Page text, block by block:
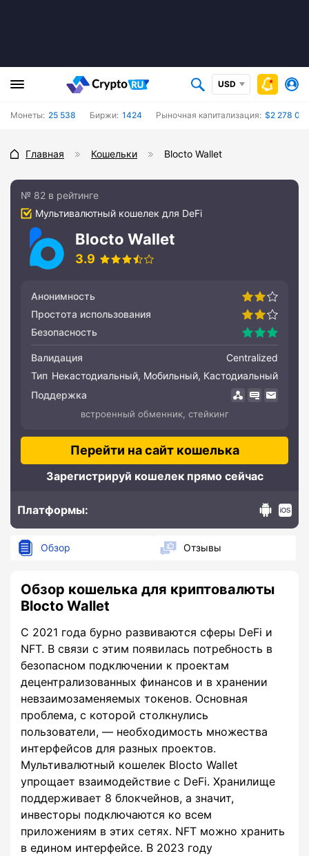
USD
Монеты: 25 538 Биржи: 1424 Рыночная капитализация: $2 278
Главная Кошельки Blocto Wallet
№ 82 в рейтинге
Мультивалютный кошелек для DeFi
Blocto Wallet
3.9
Анонимность
Простота использования
Безопасность
Валидация
Centralized
Тип Некастодиальный, Мобильный, Кастодиальный
Поддержка
встроенный обменник, стейкинг
Перейти на сайт кошелька
Зарегистрируй кошелек прямо сейчас
Платформы:
Android
Обзор Отзывы
Обзор кошелька для криптовалюты
Blocto Wallet
С 2021 года бурно развиваются сферы DeFi и
NFT. В связи с этим появилась потребность в
безопасном подключении к проектам
децентрализованных финансов и в хранении
невзаимозаменяемых токенов. Основная
проблема, с которой столкнулись
пользователи, — необходимость множества
интерфейсов для разных проектов.
Мультивалютный кошелек Blocto Wallet
упрощает взаимодействие с DeFi. Хранилище
поддерживает 8 блокчейнов, а значит,
инвесторы подключаются ко всем
приложениям в этих сетях. NFT можно хранить
в едином интерфейсе. В 2023 году